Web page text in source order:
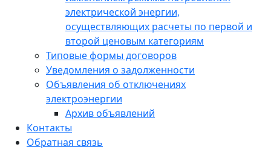
электрической энергии,
осуществляющих расчеты по первой и
второй ценовым категориям
Типовые формы договоров
Уведомления о задолженности
Объявления об отключениях
электроэнергии
Архив объявлений
Контакты
Обратная связь